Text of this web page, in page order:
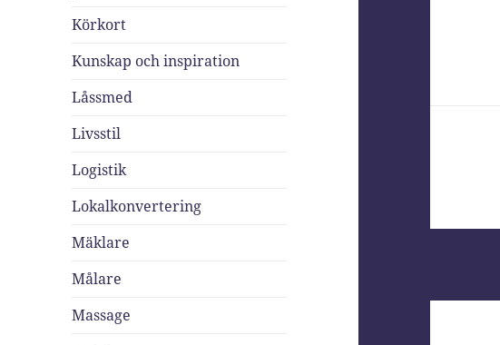
Körkort
Kunskap och inspiration
Låssmed
Livsstil
Logistik
Lokalkonvertering
Mäklare
Målare
Massage